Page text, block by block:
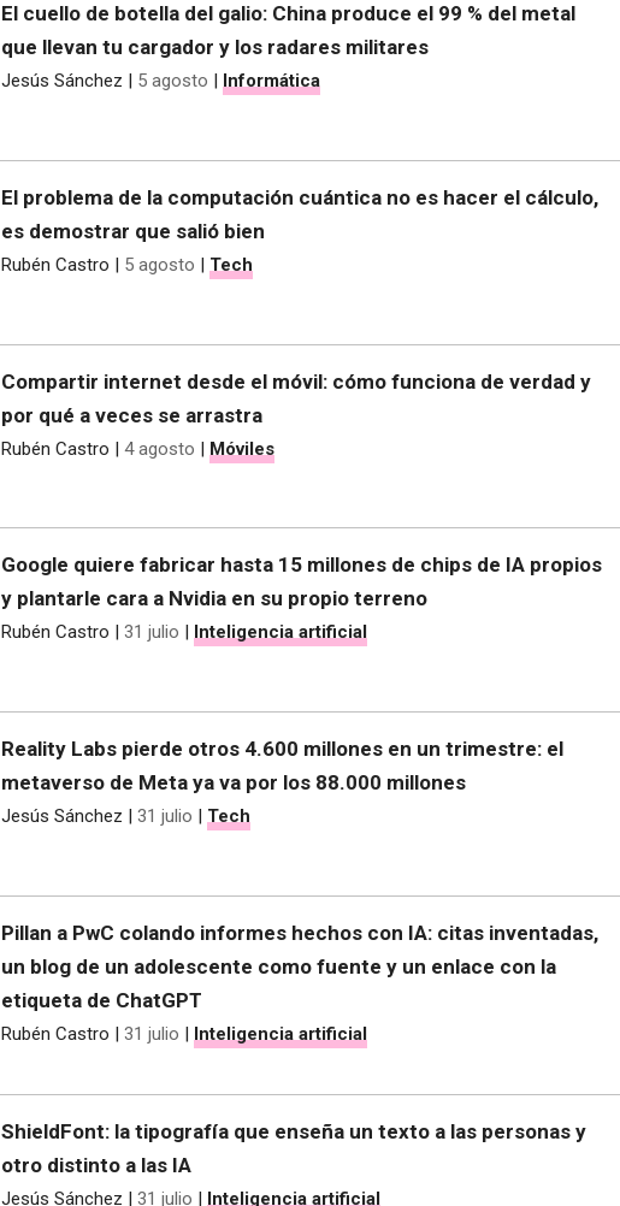
El cuello de botella del galio: China produce el 99 % del metal
que llevan tu cargador y los radares militares
Jesús Sánchez | 5 agosto | Informática
El problema de la computación cuántica no es hacer el cálculo,
es demostrar que salió bien
Rubén Castro | 5 agosto | Tech
Compartir internet desde el móvil: cómo funciona de verdad y
por qué a veces se arrastra
Rubén Castro | 4 agosto | Móviles
Google quiere fabricar hasta 15 millones de chips de IA propios
y plantarle cara a Nvidia en su propio terreno
Rubén Castro | 31 julio | Inteligencia artificial
Reality Labs pierde otros 4.600 millones en un trimestre: el
metaverso de Meta ya va por los 88.000 millones
Jesús Sánchez | 31 julio | Tech
Pillan a PwC colando informes hechos con IA: citas inventadas,
un blog de un adolescente como fuente y un enlace con la
etiqueta de ChatGPT
Rubén Castro | 31 julio | Inteligencia artificial
ShieldFont: la tipografía que enseña un texto a las personas y
otro distinto a las IA
Jesús Sánchez | 31 julio | Inteligencia artificial